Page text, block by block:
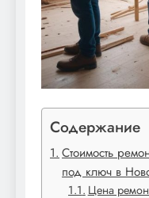
Содержание
Стоимость
под ключ в
Цена